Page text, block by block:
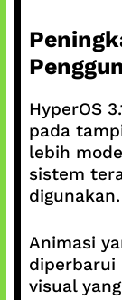
HyperOS
pada
lebih
sistem
digunakan.
Animasi
diperbarui
visual